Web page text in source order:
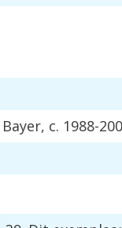
Bayer, c. 1988-